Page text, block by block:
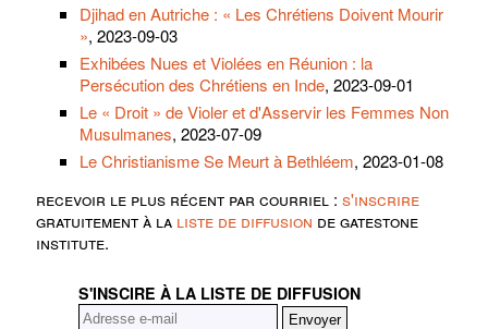
Djihad en Autriche : « Les Chrétiens Doivent Mourir
», 2023-09-03
Exhibées Nues et Violées en Réunion : la
Persécution des Chrétiens en Inde, 2023-09-01
Le « Droit » de Violer et d'Asservir les Femmes Non
Musulmanes, 2023-07-09
Le Christianisme Se Meurt à Bethléem, 2023-01-08
recevoir le plus récent par courriel : s'inscrire
gratuitement à la liste de diffusion de gatestone
institute.
S'INSCIRE À LA LISTE DE DIFFUSION